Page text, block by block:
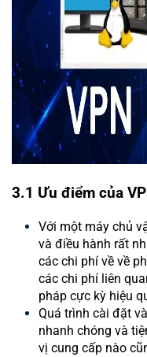
3.1 Ưu điểm của
Với một máy chủ
và điều hành rất
các chi phí về về
các chi phí liên
pháp cực kỳ hiệu
Quá trình cài đặt
nhanh chóng và
vị cung cấp nào